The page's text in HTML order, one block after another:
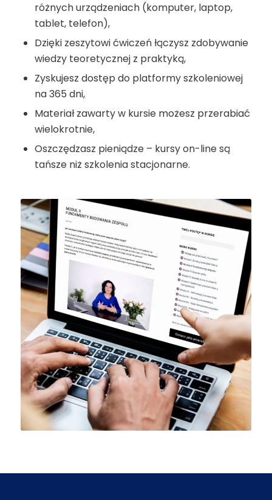
różnych urządzeniach (komputer, laptop,
tablet, telefon),
Dzięki zeszytowi ćwiczeń łączysz zdobywanie
wiedzy teoretycznej z praktyką,
Zyskujesz dostęp do platformy szkoleniowej
na 365 dni,
Materiał zawarty w kursie możesz przerabiać
wielokrotnie,
Oszczędzasz pieniądze – kursy on-line są
tańsze niż szkolenia stacjonarne.